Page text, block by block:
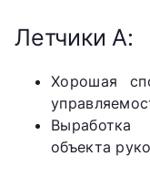
Летчики А:
Хорошая
объекта